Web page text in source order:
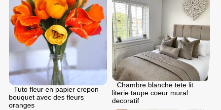
Tuto fleur en papier crepon
bouquet avec des fleurs
oranges
Chambre blanche tete lit
literie taupe coeur mural
decoratif